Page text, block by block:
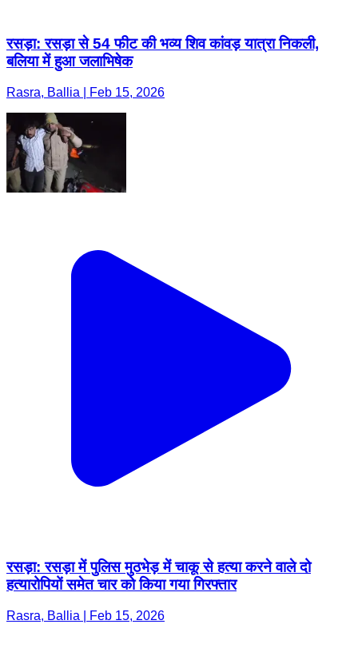
रसड़ा: रसड़ा से 54 फीट की भव्य शिव कांवड़ यात्रा निकली,
बलिया में हुआ जलाभिषेक
Rasra, Ballia | Feb 15, 2026
रसड़ा: रसड़ा में पुलिस मुठभेड़ में चाकू से हत्या करने वाले दो
हत्यारोपियों समेत चार को किया गया गिरफ्तार
Rasra, Ballia | Feb 15, 2026